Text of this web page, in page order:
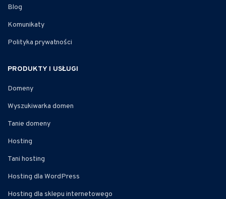
Blog
Komunikaty
Polityka prywatności
PRODUKTY I USŁUGI
Domeny
Wyszukiwarka domen
Tanie domeny
Hosting
Tani hosting
Hosting dla WordPress
Hosting dla sklepu internetowego